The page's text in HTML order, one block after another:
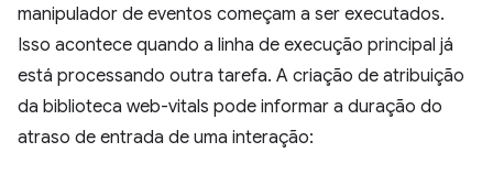
manipulador de eventos começam a ser executados.
Isso acontece quando a linha de execução principal já
está processando outra tarefa. A criação de atribuição
da biblioteca web-vitals pode informar a duração do
atraso de entrada de uma interação: